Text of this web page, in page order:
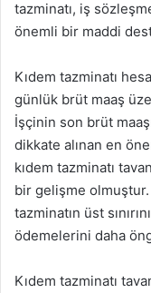
tazminatı, iş
önemli bir maddi
Kıdem tazminatı
günlük brüt maaş
İşçinin son brüt
dikkate alınan en
kıdem tazminatı
bir gelişme
tazminatın üst
ödemelerini daha
Kıdem tazminatı